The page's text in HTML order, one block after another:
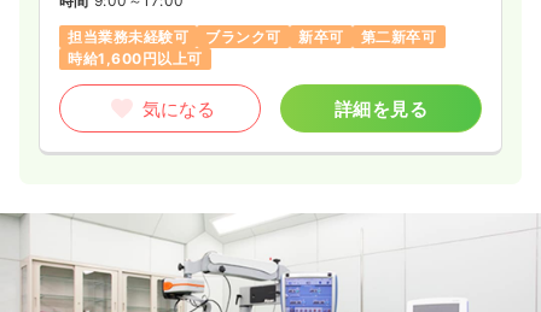
担当業務未経験可
ブランク可 新卒可
第二新卒可
時給1,600円以上可
気になる 詳細を見る